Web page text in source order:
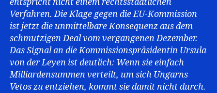
Verfahren. Die Klage gegen die EU-Kommission
ist jetzt die unmittelbare Konsequenz aus dem
schmutzigen Deal vom vergangenen Dezember.
Das Signal an die Kommissionspräsidentin Ursula
von der Leyen ist deutlich: Wenn sie einfach
Milliardensummen verteilt, um sich Ungarns
Vetos zu entziehen, kommt sie damit nicht durch.